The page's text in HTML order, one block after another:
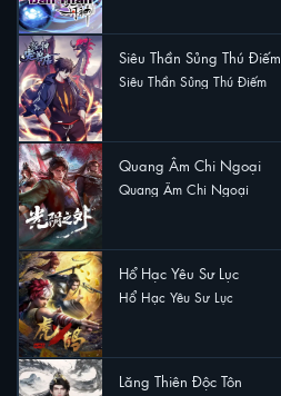
Siêu Thần Sủng Thú Điếm
Siêu Thần Sủng Thú Điếm
Quang Âm Chi Ngoại
Quang Âm Chi Ngoại
Hổ Hạc Yêu Sư Lục
Hổ Hạc Yêu Sư Lục
Lăng Thiên Độc Tôn